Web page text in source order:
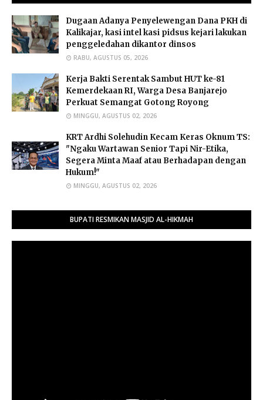
Dugaan Adanya Penyelewengan Dana PKH di
Kalikajar, kasi intel kasi pidsus kejari lakukan
penggeledahan dikantor dinsos
RABU, AGUSTUS 05, 2026
Kerja Bakti Serentak Sambut HUT ke-81
Kemerdekaan RI, Warga Desa Banjarejo
Perkuat Semangat Gotong Royong
MINGGU, AGUSTUS 02, 2026
​KRT Ardhi Solehudin Kecam Keras Oknum TS:
"Ngaku Wartawan Senior Tapi Nir-Etika,
Segera Minta Maaf atau Berhadapan dengan
Hukum!"
MINGGU, AGUSTUS 02, 2026
BUPATI RESMIKAN MASJID AL-HIKMAH